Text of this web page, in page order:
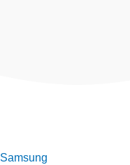
Samsung